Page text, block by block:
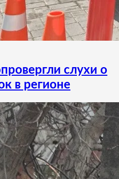
слухи о
в регионе